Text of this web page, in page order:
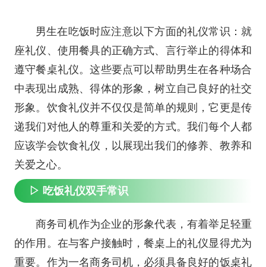
男生在吃饭时应注意以下方面的礼仪常识：就
座礼仪、使用餐具的正确方式、言行举止的得体和
遵守餐桌礼仪。这些要点可以帮助男生在各种场合
中表现出成熟、得体的形象，树立自己良好的社交
形象。饮食礼仪并不仅仅是简单的规则，它更是传
递我们对他人的尊重和关爱的方式。我们每个人都
应该学会饮食礼仪，以展现出我们的修养、教养和
关爱之心。
▷ 吃饭礼仪双手常识
商务司机作为企业的形象代表，有着举足轻重
的作用。在与客户接触时，餐桌上的礼仪显得尤为
重要。作为一名商务司机，必须具备良好的饭桌礼